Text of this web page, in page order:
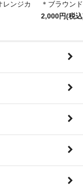
レンジカ
＊ブラウン
2,000円(税